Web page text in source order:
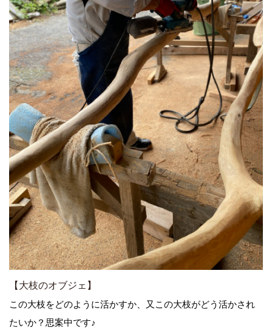
【大枝のオブジェ】
この大枝をどのように活かすか、又この大枝がどう活かされ
たいか？思案中です♪